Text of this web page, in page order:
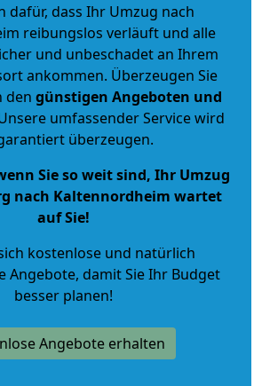
dafür, dass Ihr Umzug nach
reibungslos verläuft und alle
und unbeschadet an Ihrem
ankommen. Überzeugen Sie
den günstigen Angeboten und
umfassender Service wird
überzeugen.
Sie so weit sind, Ihr Umzug
nach Kaltennordheim wartet
auf Sie!
kostenlose und natürlich
Angebote, damit Sie Ihr Budget
besser planen!
Angebote erhalten